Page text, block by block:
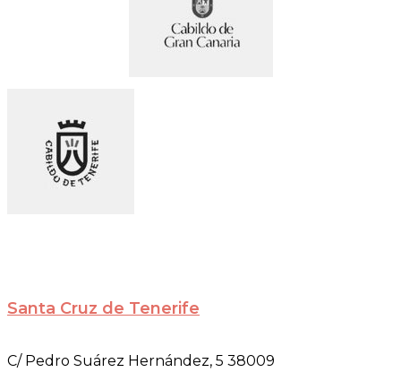
Santa Cruz de Tenerife
C/ Pedro Suárez Hernández, 5 38009